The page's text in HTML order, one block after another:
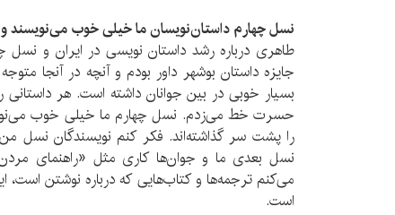
نسل چهارم داستان‌نویسان ما خیلی خوب می‌نویسند
طاهری درباره رشد داستان نویسی در ایران و نسل
جایزه داستان بوشهر داور بودم و آنچه در آنجا
بسیار خوبی در بین جوانان داشته است. هر
حسرت خط می‌زدم. نسل چهارم ما خیلی خوب
را پشت سر گذاشته‌اند. فکر کنم نویسندگان نسل
نسل بعدی ما و جوان‌ها کاری مثل «راهنمای مردن
می‌کنم ترجمه‌ها و کتاب‌هایی که درباره نوشتن است،
است.